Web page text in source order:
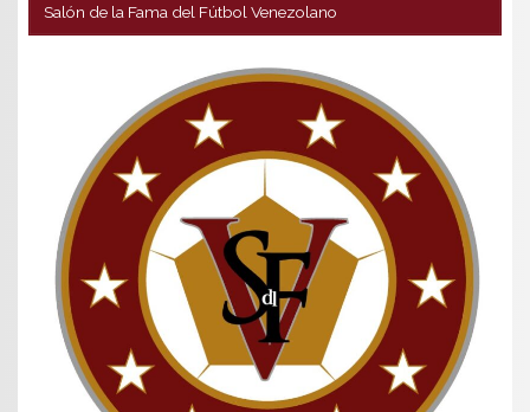
Salón de la Fama del Fútbol Venezolano